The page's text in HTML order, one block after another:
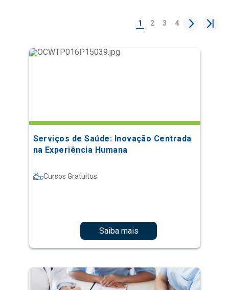
1 2 3 4
Serviços de Saúde: Inovação Centrada
na Experiência Humana
Cursos Gratuitos
Saiba mais